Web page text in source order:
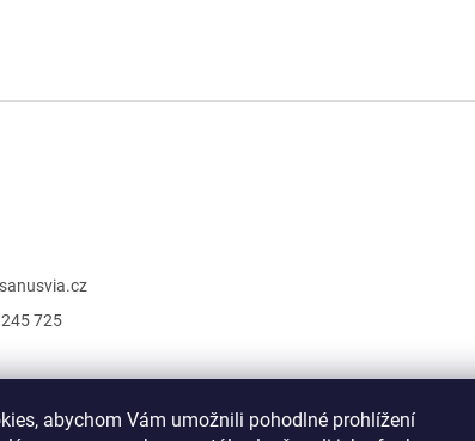
abychom Vám umožnili pohodlné prohlížení
sanusvia.cz
725